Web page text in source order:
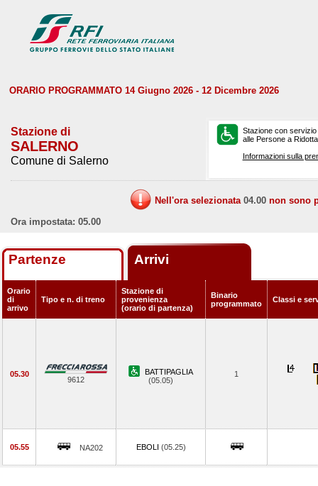
ORARIO PROGRAMMATO 14 Giugno 2026 - 12 Dicembre 2026
Stazione di
SALERNO
Comune di Salerno
Stazione con
alle Persone a
Informazioni sulla
Nell'ora selezionata 04.00 non sono
Ora impostata: 05.00
Partenze Arrivi
Orario
di
arrivo
Tipo e n. di treno
Stazione di
provenienza
(orario di partenza)
Binario
programmato
Classi e
05.30
9612
BATTIPAGLIA
(05.05)
1
05.55 NA202 EBOLI (05.25)